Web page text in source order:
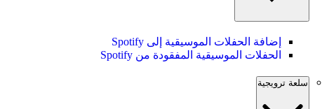
إضافة الحفلات الموسيقية إلى Spotify
الحفلات الموسيقية المفقودة من Spotify
سلعة ترويجية